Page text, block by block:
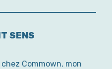
SENS
Commown, mon